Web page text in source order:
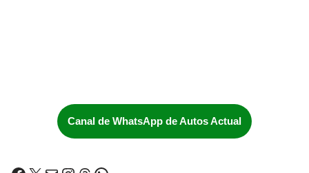
Canal de WhatsApp de Autos Actual